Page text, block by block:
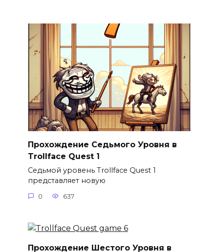
Прохождение Седьмого Уровня в
Trollface Quest 1
Седьмой уровень Trollface Quest 1
представляет новую
0 637
Прохождение Шестого Уровня в